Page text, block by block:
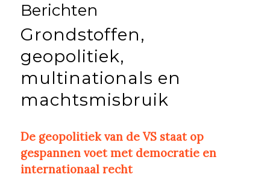
Berichten
Grondstoffen,
geopolitiek,
multinationals en
machtsmisbruik
De geopolitiek van de VS staat op
gespannen voet met democratie en
internationaal recht